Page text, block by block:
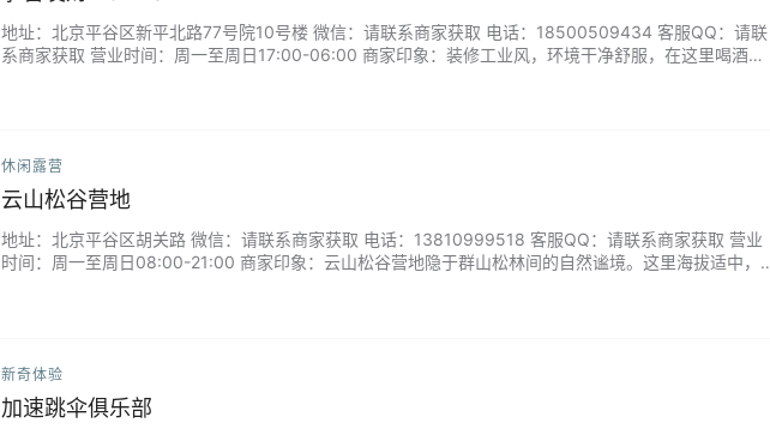
地址：北京平谷区新平北路77号院10号楼 微信：请联系商家获取 电话：18500509434 客服QQ：请联
系商家获取 营业时间：周一至周日17:00-06:00 商家印象：装修工业风，环境干净舒服，在这里喝酒很
休闲露营
云山松谷营地
地址：北京平谷区胡关路 微信：请联系商家获取 电话：13810999518 客服QQ：请联系商家获取 营业
时间：周一至周日08:00-21:00 商家印象：云山松谷营地隐于群山松林间的自然谧境。这里海拔适中，
新奇体验
加速跳伞俱乐部